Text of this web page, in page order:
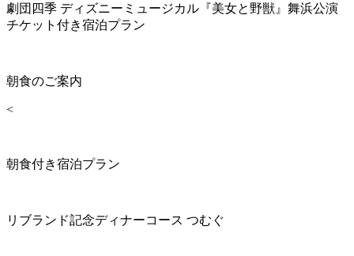
劇団四季 ディズニーミュージカル『美女と野獣』舞浜公演
チケット付き宿泊プラン
朝食のご案内
<
朝食付き宿泊プラン
リブランド記念ディナーコース つむぐ